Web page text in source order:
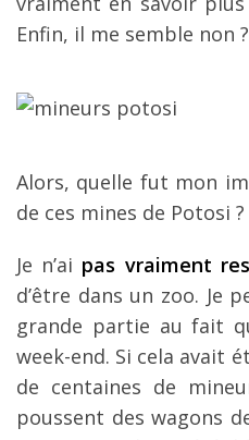
Enfin, il me semble non ?
Alors, quelle fut mon
de ces mines de Potosi ?
Je n’ai pas vraiment
d’être dans un zoo. Je
grande partie au fait
week-end. Si cela avait
de centaines de
poussent des wagons